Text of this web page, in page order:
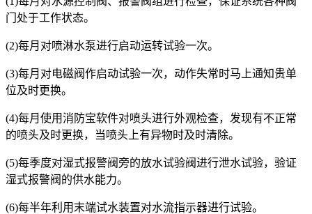
门处于工作状态。
(2)每月对喷淋水泵进行启动运转试验一次。
(3)每月对电磁阀作启动试验一次，动作失常时马上通知贵单
位及时更换。
(4)每月使用消防宝软件对喷头进行外观检查，发现有不正常
的喷头及时更换，当喷头上有异物时及时清除。
(5)每季度对湿式报警阀旁的放水试验阀进行泄水试验，验证
湿式报警阀的供水能力。
(6)每半年利用末端试水装置对水流指示器进行试验。